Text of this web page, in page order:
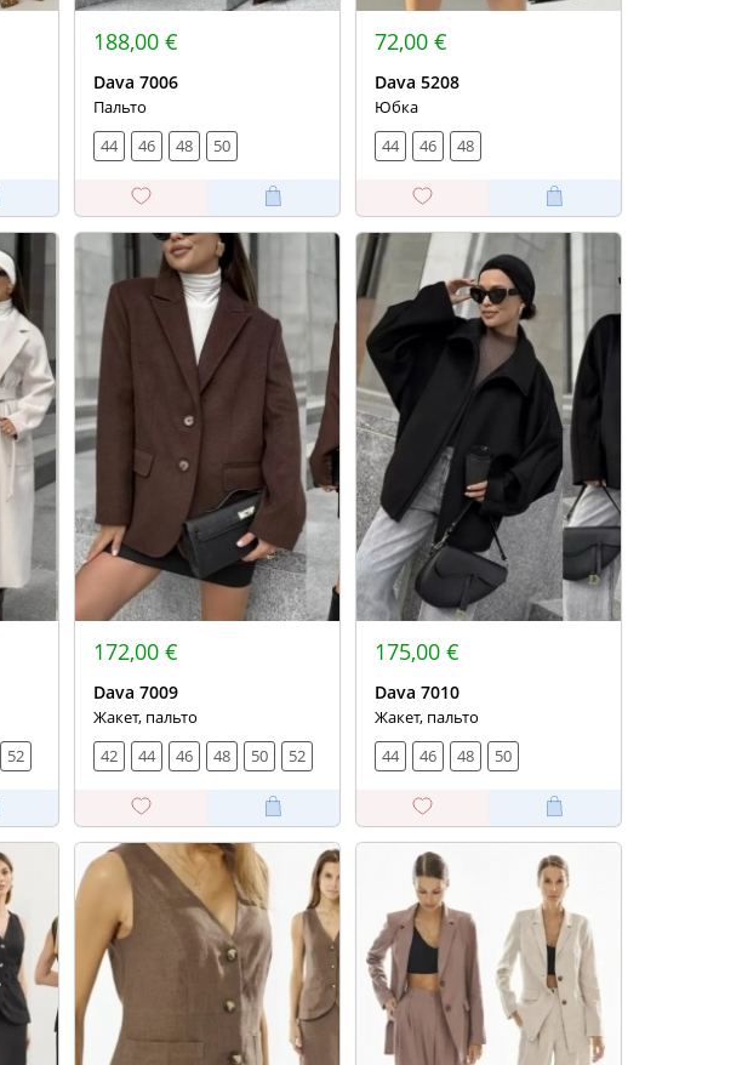
188,00 €
Dava 7006
Пальто
44
46 48 50
72,00 €
Dava 5208
Юбка
44
46 48
52
172,00 €
Dava 7009
Жакет, пальто
42
44 46 48 50 52
175,00 €
Dava 7010
Жакет, пальто
44
46 48 50